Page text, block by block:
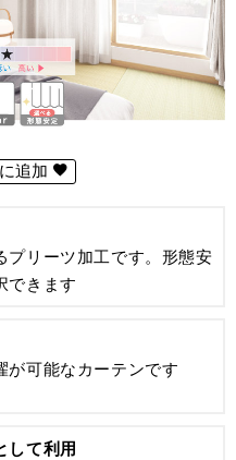
追加
プリーツ加工です。形態安
できます
が可能なカーテンです
して利用